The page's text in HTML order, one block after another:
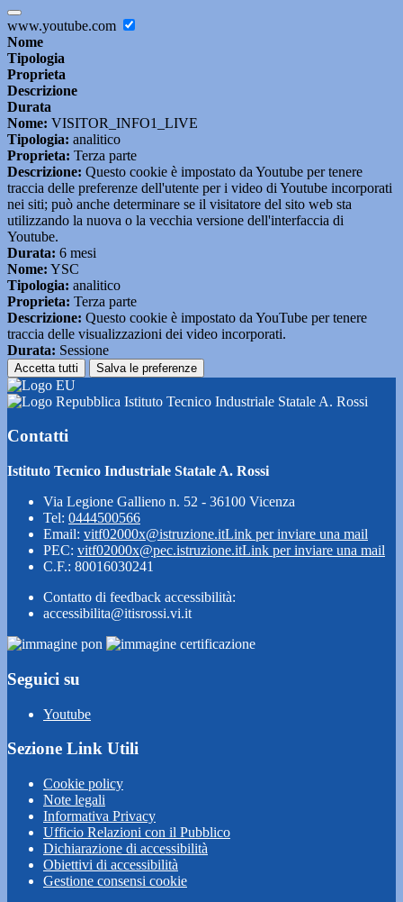
www.youtube.com
Nome
Tipologia
Proprieta
Descrizione
Durata
Nome: VISITOR_INFO1_LIVE
Tipologia: analitico
Proprieta: Terza parte
Descrizione: Questo cookie è impostato da Youtube per tenere
traccia delle preferenze dell'utente per i video di Youtube incorporati
nei siti; può anche determinare se il visitatore del sito web sta
utilizzando la nuova o la vecchia versione dell'interfaccia di
Youtube.
Durata: 6 mesi
Nome: YSC
Tipologia: analitico
Proprieta: Terza parte
Descrizione: Questo cookie è impostato da YouTube per tenere
traccia delle visualizzazioni dei video incorporati.
Durata: Sessione
Accetta tutti Salva le preferenze
Istituto Tecnico Industriale Statale A. Rossi
Contatti
Istituto Tecnico Industriale Statale A. Rossi
Via Legione Gallieno n. 52 - 36100 Vicenza
Tel: 0444500566
Email: vitf02000x@istruzione.itLink per inviare una mail
PEC: vitf02000x@pec.istruzione.itLink per inviare una mail
C.F.: 80016030241
Contatto di feedback accessibilità:
accessibilita@itisrossi.vi.it
Seguici su
Youtube
Sezione Link Utili
Cookie policy
Note legali
Informativa Privacy
Ufficio Relazioni con il Pubblico
Dichiarazione di accessibilità
Obiettivi di accessibilità
Gestione consensi cookie